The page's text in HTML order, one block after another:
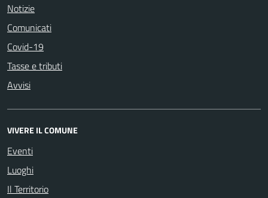
Notizie
Comunicati
Covid-19
Tasse e tributi
Avvisi
VIVERE IL COMUNE
Eventi
Luoghi
Il Territorio